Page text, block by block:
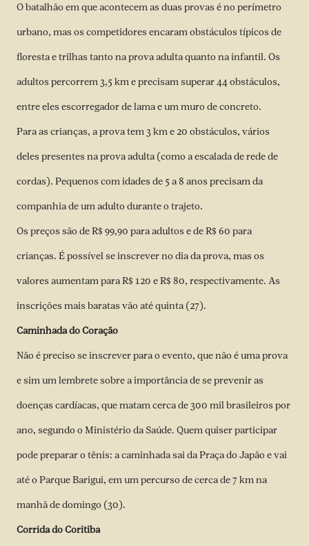
O batalhão em que acontecem as duas provas é no perímetro
urbano, mas os competidores encaram obstáculos típicos de
floresta e trilhas tanto na prova adulta quanto na infantil. Os
adultos percorrem 3,5 km e precisam superar 44 obstáculos,
entre eles escorregador de lama e um muro de concreto.
Para as crianças, a prova tem 3 km e 20 obstáculos, vários
deles presentes na prova adulta (como a escalada de rede de
cordas). Pequenos com idades de 5 a 8 anos precisam da
companhia de um adulto durante o trajeto.
Os preços são de R$ 99,90 para adultos e de R$ 60 para
crianças. É possível se inscrever no dia da prova, mas os
valores aumentam para R$ 120 e R$ 80, respectivamente. As
inscrições mais baratas vão até quinta (27).
Caminhada do Coração
Não é preciso se inscrever para o evento, que não é uma prova
e sim um lembrete sobre a importância de se prevenir as
doenças cardíacas, que matam cerca de 300 mil brasileiros por
ano, segundo o Ministério da Saúde. Quem quiser participar
pode preparar o tênis: a caminhada sai da Praça do Japão e vai
até o Parque Barigui, em um percurso de cerca de 7 km na
manhã de domingo (30).
Corrida do Coritiba